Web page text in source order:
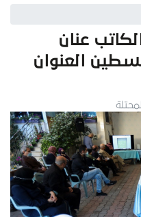
عنان
العنوان